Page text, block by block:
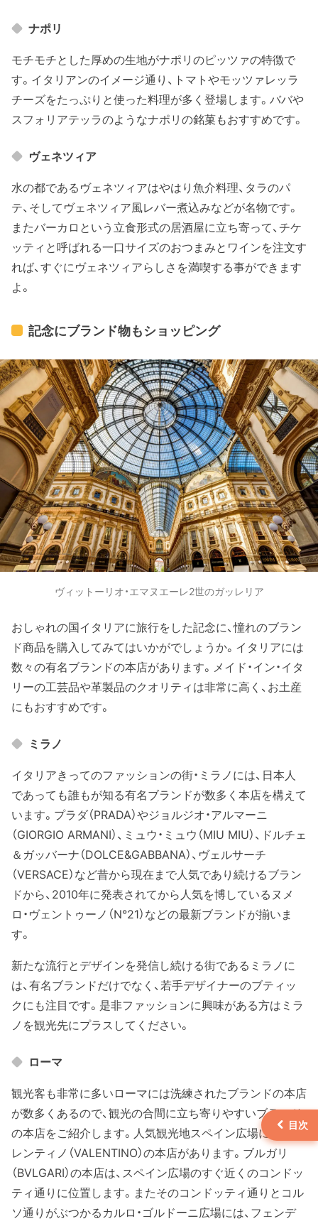
ナポリ
モチモチとした厚めの生地がナポリのピッツァの特徴で
す。イタリアンのイメージ通り、トマトやモッツァレッラ
チーズをたっぷりと使った料理が多く登場します。ババや
スフォリアテッラのようなナポリの銘菓もおすすめです。
ヴェネツィア
水の都であるヴェネツィアはやはり魚介料理、タラのパ
テ、そしてヴェネツィア風レバー煮込みなどが名物です。
またバーカロという立食形式の居酒屋に立ち寄って、チケ
ッティと呼ばれる一口サイズのおつまみとワインを注文す
れば、すぐにヴェネツィアらしさを満喫する事ができます
よ。
記念にブランド物もショッピング
ヴィットーリオ・エマヌエーレ2世のガッレリア
おしゃれの国イタリアに旅行をした記念に、憧れのブラン
ド商品を購入してみてはいかがでしょうか。イタリアには
数々の有名ブランドの本店があります。メイド・イン・イタ
リーの工芸品や革製品のクオリティは非常に高く、お土産
にもおすすめです。
ミラノ
イタリアきってのファッションの街・ミラノには、日本人
であっても誰もが知る有名ブランドが数多く本店を構えて
います。プラダ（PRADA）やジョルジオ・アルマーニ
（GIORGIO ARMANI）、ミュウ・ミュウ（MIU MIU）、ドルチェ
＆ガッバーナ（DOLCE&GABBANA）、ヴェルサーチ
（VERSACE）など昔から現在まで人気であり続けるブラン
ドから、2010年に発表されてから人気を博しているヌメ
ロ・ヴェントゥーノ（N°21）などの最新ブランドが揃いま
す。
新たな流行とデザインを発信し続ける街であるミラノに
は、有名ブランドだけでなく、若手デザイナーのブティッ
クにも注目です。是非ファッションに興味がある方はミラ
ノを観光先にプラスしてください。
ローマ
観光客も非常に多いローマには洗練されたブランドの本店
が数多くあるので、観光の合間に立ち寄りやすいブランド
の本店をご紹介します。人気観光地スペイン広場にはヴァ
レンティノ（VALENTINO）の本店があります。ブルガリ
（BVLGARI）の本店は、スペイン広場のすぐ近くのコンドッ
ティ通りに位置します。またそのコンドッティ通りとコル
ソ通りがぶつかるカルロ・ゴルドーニ広場には、フェンデ